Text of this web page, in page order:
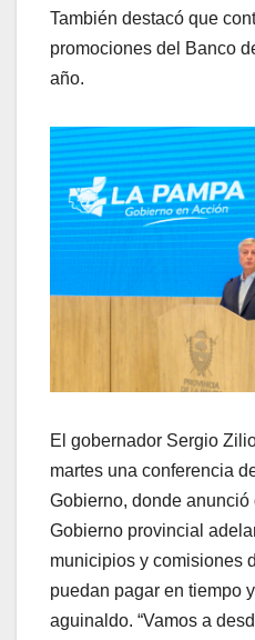
También destacó que
promociones del Banco
año.
El gobernador Sergio
martes una conferencia
Gobierno, donde anunció
Gobierno provincial
municipios y comisiones
puedan pagar en tiempo
aguinaldo. “Vamos a